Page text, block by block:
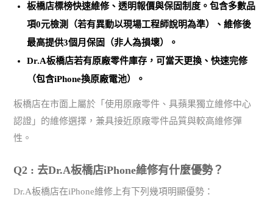
板橋店標榜快速維修、透明報價與保固制度 。包含多數品
項0元檢測（若有異動以現場工程師說明為準）、維修後
最高提供3個月保固（非人為損壞）。
Dr.A板橋店若有原廠零件庫存，可當天更換、快速完修
（包含iPhone換原廠電池）。
板橋店在市面上屬於「使用原廠零件、具蘋果獨立維修中心
認證」的維修選擇，兼具接近原廠零件品質與較高維修彈
性。
Q2 : 去Dr.A板橋店iPhone維修有什麼優勢？
Dr.A板橋店在iPhone維修上有下列幾項明顯優勢：